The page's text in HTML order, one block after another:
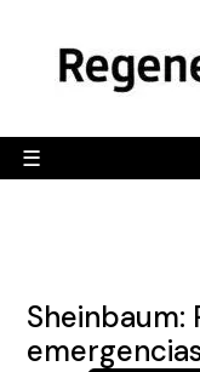
content
☰
Sheinbaum: